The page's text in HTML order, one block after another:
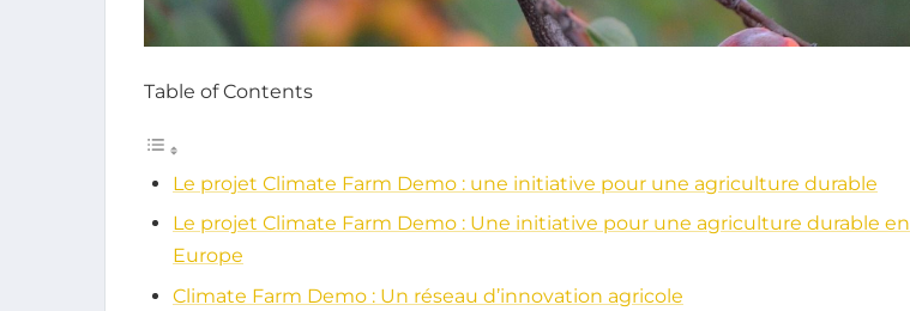
Table of Contents
Le projet Climate Farm Demo : une initiative pour une agriculture durable
Le projet Climate Farm Demo : Une initiative pour une agriculture durable en
Europe
Climate Farm Demo : Un réseau d’innovation agricole